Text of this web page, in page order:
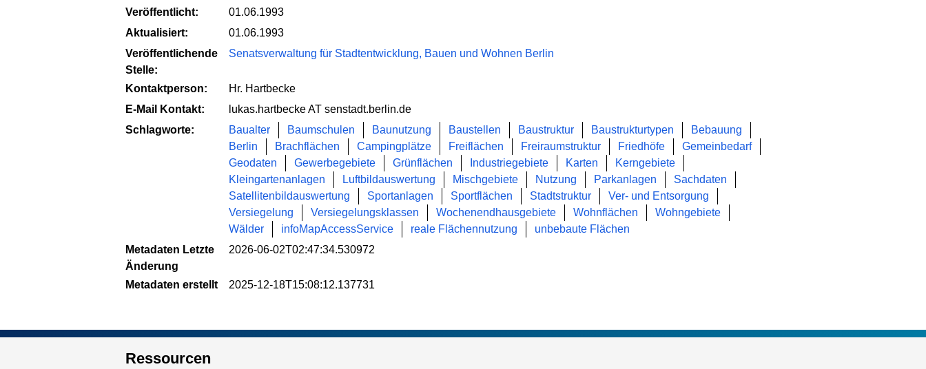
Veröffentlicht:
01.06.1993
Aktualisiert:
01.06.1993
Veröffentlichende
Stelle:
Senatsverwaltung für Stadtentwicklung, Bauen und Wohnen Berlin
Kontaktperson:
Hr. Hartbecke
E-Mail Kontakt:
lukas.hartbecke AT senstadt.berlin.de
Schlagworte:
Baualter Baumschulen Baunutzung Baustellen Baustruktur Baustrukturtypen
Bebauung
Berlin
Brachflächen Campingplätze Freiflächen Freiraumstruktur Friedhöfe
Gemeinbedarf
Geodaten
Gewerbegebiete Grünflächen Industriegebiete Karten
Kerngebiete
Kleingartenanlagen
Luftbildauswertung Mischgebiete Nutzung Parkanlagen
Sachdaten
Satellitenbildauswertung
Sportanlagen Sportflächen Stadtstruktur
Ver- und Entsorgung
Versiegelung
Versiegelungsklassen Wochenendhausgebiete Wohnflächen
Wohngebiete
Wälder
infoMapAccessService reale Flächennutzung
unbebaute Flächen
Metadaten Letzte
Änderung
2026-06-02T02:47:34.530972
Metadaten erstellt 2025-12-18T15:08:12.137731
Ressourcen